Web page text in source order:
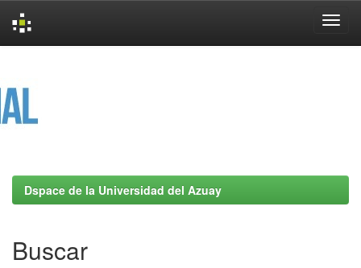
Dspace de la Universidad del Azuay
Buscar